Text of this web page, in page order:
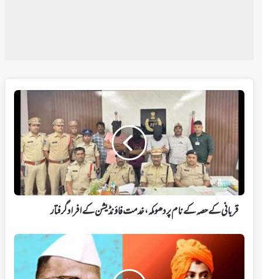
قربانی
کے
دھومکہ،
خدمت
فاؤنڈیشن
کے
افراد
گرفتار
قربانی کے حصہ کے نام پر دھومکہ، خدمت فاؤنڈیشن کے افراد گرفتار
تاریخ